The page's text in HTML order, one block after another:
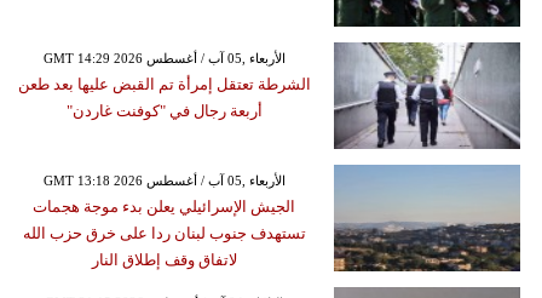
GMT 14:29 2026 الأربعاء ,05 آب / أغسطس
الشرطة تعتقل إمرأة تم القبض عليها بعد طعن
أربعة رجال في "كوفنت غاردن"
GMT 13:18 2026 الأربعاء ,05 آب / أغسطس
الجيش الإسرائيلي يعلن بدء موجة هجمات
تستهدف جنوب لبنان ردا على خرق حزب الله
لاتفاق وقف إطلاق النار